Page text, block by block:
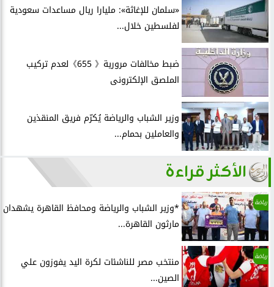
«سلمان للإغاثة»: مليارا ريال مساعدات سعودية
لفلسطين خلال...
ضبط مخالفات مرورية《 655》لعدم تركيب
الملصق الإلكترونى
وزير الشباب والرياضة يُكرّم فريق المنقذين
والعاملين بحمام...
الأكثر قراءة
رياضة
*وزير الشباب والرياضة ومحافظ القاهرة يشهدان
مارثون القاهرة...
رياضة
منتخب مصر للناشئات لكرة اليد يفوزون علي
الصين...